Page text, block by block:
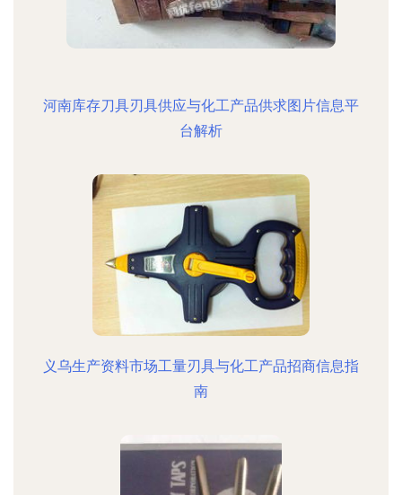
河南库存刀具刃具供应与化工产品供求图片信息平
台解析
义乌生产资料市场工量刃具与化工产品招商信息指
南